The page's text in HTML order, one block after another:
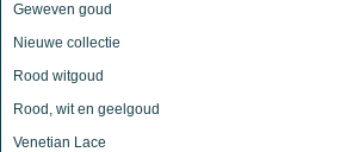
Geweven goud
Nieuwe collectie
Rood witgoud
Rood, wit en geelgoud
Venetian Lace